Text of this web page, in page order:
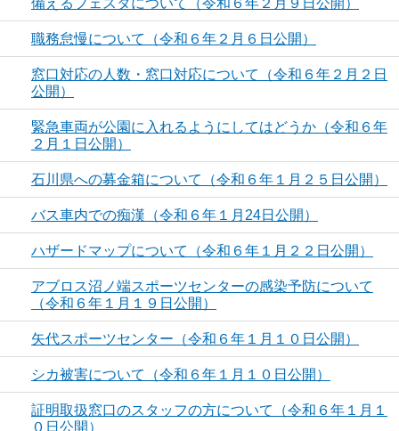
備えるフェスタについて（令和６年２月９日公開）
職務怠慢について（令和６年２月６日公開）
窓口対応の人数・窓口対応について（令和６年２月２日
公開）
緊急車両が公園に入れるようにしてはどうか（令和６年
２月１日公開）
石川県への募金箱について（令和６年１月２５日公開）
バス車内での痴漢（令和６年１月24日公開）
ハザードマップについて（令和６年１月２２日公開）
アブロス沼ノ端スポーツセンターの感染予防について
（令和６年１月１９日公開）
矢代スポーツセンター（令和６年１月１０日公開）
シカ被害について（令和６年１月１０日公開）
証明取扱窓口のスタッフの方について（令和６年１月１
０日公開）